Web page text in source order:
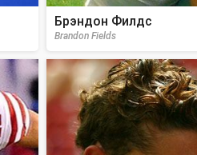
Брэндон Филдс
Brandon Fields